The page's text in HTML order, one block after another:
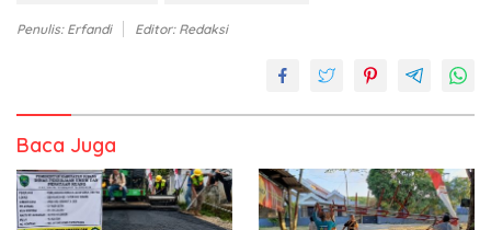
Penulis: Erfandi Editor: Redaksi
Baca Juga